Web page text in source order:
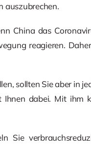
auszubrechen.
China das
reagieren.
sollten Sie aber in
dabei. Mit ihm
Sie